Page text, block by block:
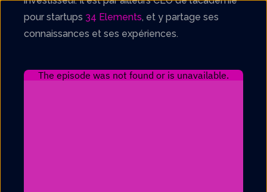
pour startups 34 Elements, et y partage ses
connaissances et ses expériences.